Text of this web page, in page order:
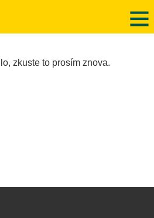
zkuste to prosím znova.